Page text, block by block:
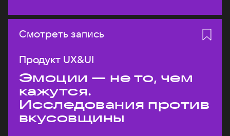
Смотреть запись
Продукт UX&UI
Эмоции — не то, чем
кажутся.
Исследования против
вкусовщины